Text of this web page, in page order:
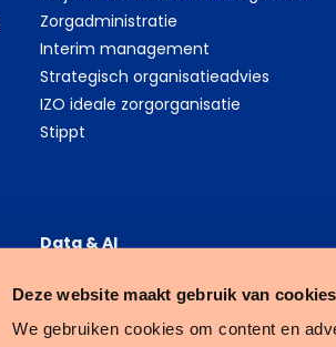
Deze website maakt gebruik van cookies
We gebruiken cookies om content en
Zorgadministratie
Interim management
Strategisch organisatieadvies
IZO ideale zorgorganisatie
Stippt
Data & AI
6G Dataplatform
6G Business Intelligence (BI)